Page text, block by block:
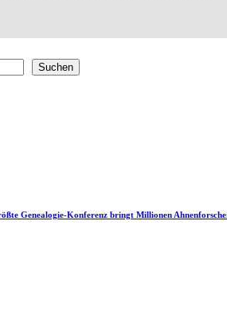
Suchen
Genealogie-Konferenz bringt Millionen